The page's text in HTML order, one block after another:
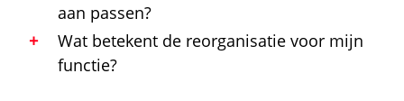
aan passen?
Wat betekent de reorganisatie voor mijn
functie?